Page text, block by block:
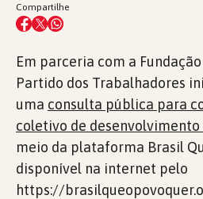
Compartilhe
Em parceria com a
Partido dos Trabalhadores
uma consulta pública para
coletivo de
meio da plataforma Brasil
disponível na internet pelo
https://